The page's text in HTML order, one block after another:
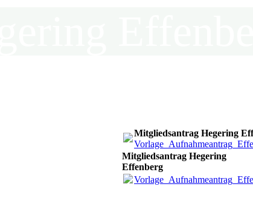
Mitgliedsantrag Hegering
Mitgliedsantrag Hegering
Effenberg